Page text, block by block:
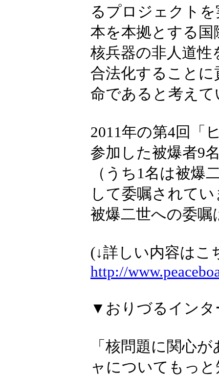
るプロジェクト
本を本拠とする
核兵器の非人道性
合法化すること
命であると考え
2011年の第4回「
参加した被爆者9
（うち1名は被爆
して委嘱されて
被爆二世への委
(↓詳しい内容はこ
http://
▼おりづるインタ
「核問題に関心
ャについてもっ